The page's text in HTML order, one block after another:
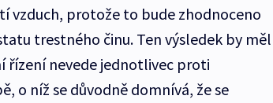
vzduch, protože to bude zhodnoceno
trestného činu. Ten výsledek by měl
řízení nevede jednotlivec proti
o níž se důvodně domnívá, že se